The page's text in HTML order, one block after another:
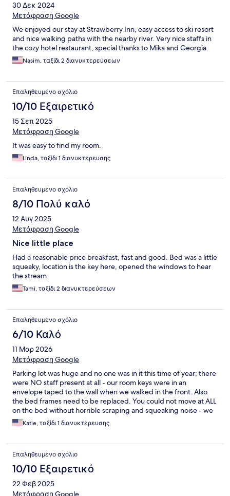
30 Δεκ 2024
Μετάφραση Google
We enjoyed our stay at Strawberry Inn, easy access to ski resort
and nice walking paths with the nearby river. Very nice staffs in
the cozy hotel restaurant, special thanks to Mika and Georgia.
Nasim, ταξίδι 2 διανυκτερεύσεων
Επαληθευμένο σχόλιο
10/10 Εξαιρετικό
15 Σεπ 2025
Μετάφραση Google
It was easy to find my room.
Linda, ταξίδι 1 διανυκτέρευσης
Επαληθευμένο σχόλιο
8/10 Πολύ καλό
12 Αυγ 2025
Μετάφραση Google
Nice little place
Had a reasonable price breakfast, fast and good. Bed was a little
squeaky, location is the key here, opened the windows to hear
the stream
Tami, ταξίδι 2 διανυκτερεύσεων
Επαληθευμένο σχόλιο
6/10 Καλό
11 Μαρ 2026
Μετάφραση Google
Parking lot was huge and no one was in it this time of year; there
were NO staff present at all - our room keys were in an
envelope taped to the wall when we walked in the front. Also
the bed frames need to be replaced. You could not move at ALL
on the bed without horrible scraping and squeaking noise - we
are talking just to SIT on the bed... Rooms were pleasant and
view of the river was nice... even the restaurant was closed on a
Katie, ταξίδι 1 διανυκτέρευσης
Επαληθευμένο σχόλιο
10/10 Εξαιρετικό
22 Φεβ 2025
Μετάφραση Google